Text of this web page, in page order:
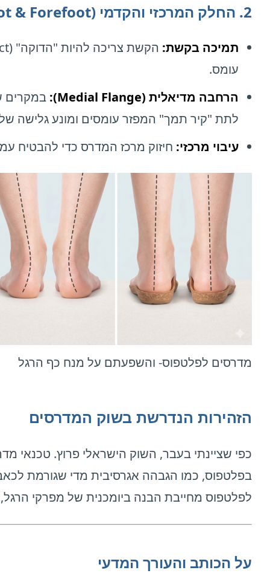
2. החלק המרכזי והקדמי (Midfoot & Forefoot)
תמיכה בקשת:
עומס.
הרחבה מדיאלית (Medial Flange):
במקרים
לתת "קיר תמך" המפזר עומסים ומונע גלישה
עיבוי מרכזי: חיזוק מרכז המדרס כדי להבטיח
מדרסים לפלטפוס- והשפעתם על מנח כף הרגל
הזהירות הנדרשת בשוק המדרסים
כפי שציינתי בעבר, השוק הישראלי פרוץ. טכנאי
בפלטפוס, כמו הגבהה אגרסיבית מדי שגורמת
לפלטפוס מחייבת הבנה ביומכנית של מפרקי
על הכותב והעורך המדעי